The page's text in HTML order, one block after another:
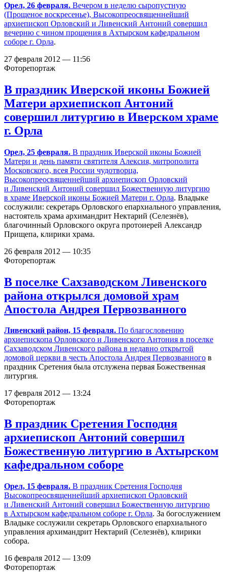
Орел, 26 февраля. Вечером в неделю сыропустную
(Прощеное воскресенье), Высокопреосвященнейший
архиепископ Орловский и Ливенский Антоний совершил
вечерню с чином прощения в Ахтырском кафедральном
соборе г. Орла.
27 февраля 2012 — 11:56
Фоторепортаж
В праздник Иверской иконы Божией
Матери архиепископ Антоний
совершил литургию в Иверском храме
г. Орла
Орел, 25 февраля. В праздник Иверской иконы Божией
Матери и день памяти святителя Алексия, митрополита
Московского, всея России чудотворца,
Высокопреосвященнейший архиепископ Орловский
и Ливенский Антоний совершил Божественную литургию
в храме Иверской иконы Божией Матери г. Орла. Владыке
сослужили: секретарь Орловского епархиального управления,
настоятель храма архимандрит Нектарий (Селезнёв),
благочинный Орловского округа протоиерей Александр
Прищепа, клирики храма.
26 февраля 2012 — 10:35
Фоторепортаж
В поселке Сахзаводском Ливенского
района открылся домовой храм
Апостола Андрея Первозванного
Ливенский район, 15 февраля. По благословению
архиепископа Орловского и Ливенского Антония в поселке
Сахзаводском Ливенского района в недавно открытой
домовой церкви в честь Апостола Андрея Первозванного в
праздник Сретения была отслужена первая Божественная
литургия.
17 февраля 2012 — 13:24
Фоторепортаж
В праздник Сретения Господня
архиепископ Антоний совершил
Божественную литургию в Ахтырском
кафедральном соборе
Орел, 15 февраля. В праздник Сретения Господня
Высокопреосвященнейший архиепископ Орловский
и Ливенский Антоний совершил Божественную литургию
в Ахтырском кафедральном соборе г. Орла. За богослужением
Владыке сослужили секретарь Орловского епархиального
управления архимандрит Нектарий (Селезнёв), клирики
собора.
16 февраля 2012 — 13:09
Фоторепортаж